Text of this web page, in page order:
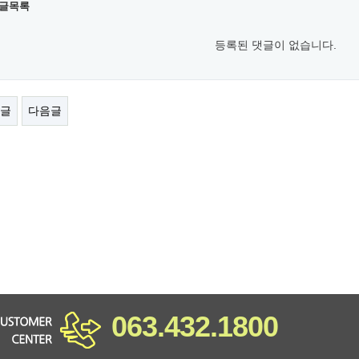
목록
등록된 댓글이 없습니다.
다음글
063.432.1800